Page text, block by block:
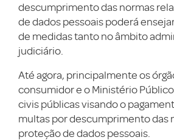
descumprimento das normas
de dados pessoais poderá
de medidas tanto no âmbito
judiciário.
Até agora, principalmente os
consumidor e o Ministério
civis públicas visando o
multas por descumprimento das
proteção de dados pessoais.